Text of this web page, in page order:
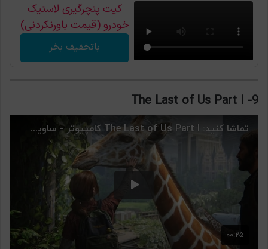
کیت پنچرگیری لاستیک
خودرو (قیمت باورنکردنی)
باتخفیف بخر
9-
The Last of Us Part I